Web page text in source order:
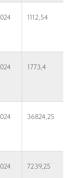
1112,54
1773,4
36824,25
7239,25